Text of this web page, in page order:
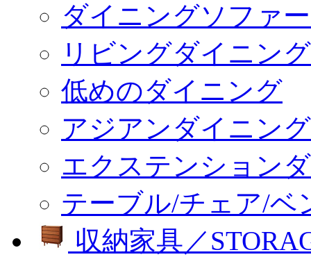
ダイニングソファ
リビングダイニン
低めのダイニング
アジアンダイニング
エクステンション
テーブル/チェア/ベ
収納家具／